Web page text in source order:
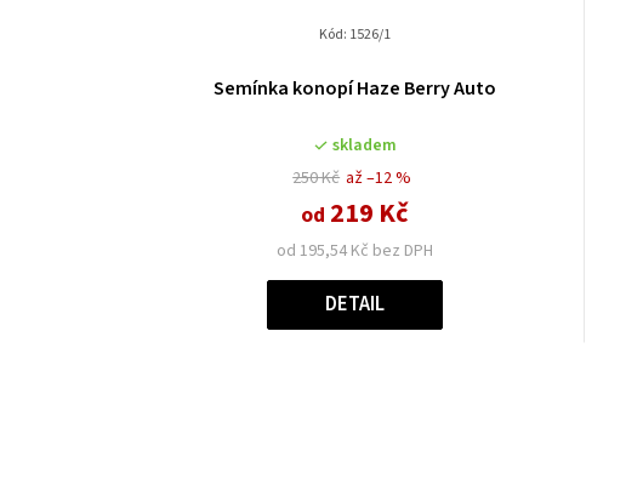
Semínka konopí Haze Berry Auto
skladem
250 Kč
od 195,54 Kč bez DPH
od 219 Kč
až –12 %
DETAIL
Kód: 1526/1